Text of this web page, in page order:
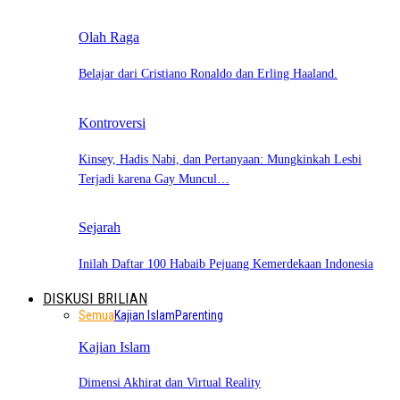
Olah Raga
Belajar dari Cristiano Ronaldo dan Erling Haaland.
Kontroversi
Kinsey, Hadis Nabi, dan Pertanyaan: Mungkinkah Lesbi
Terjadi karena Gay Muncul…
Sejarah
Inilah Daftar 100 Habaib Pejuang Kemerdekaan Indonesia
DISKUSI BRILIAN
SemuaKajian IslamParenting
Kajian Islam
Dimensi Akhirat dan Virtual Reality